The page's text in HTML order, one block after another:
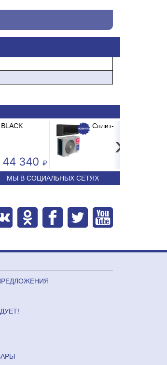
PP-10 1-я ступень
ABK-07 BRG/TC2/E1 BURGOS BLACK
›
МЫ В СОЦИАЛЬНЫХ СЕТЯХ